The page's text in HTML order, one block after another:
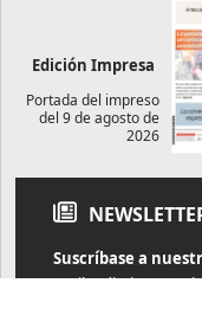
Edición Impresa
Portada del impreso
del 9 de agosto de
2026
Suscríbase a
Reciba diariamente